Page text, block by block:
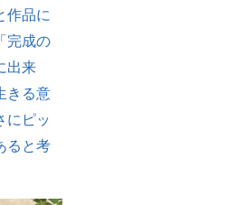
作品に
完成の
出来
きる意
にピッ
ると考